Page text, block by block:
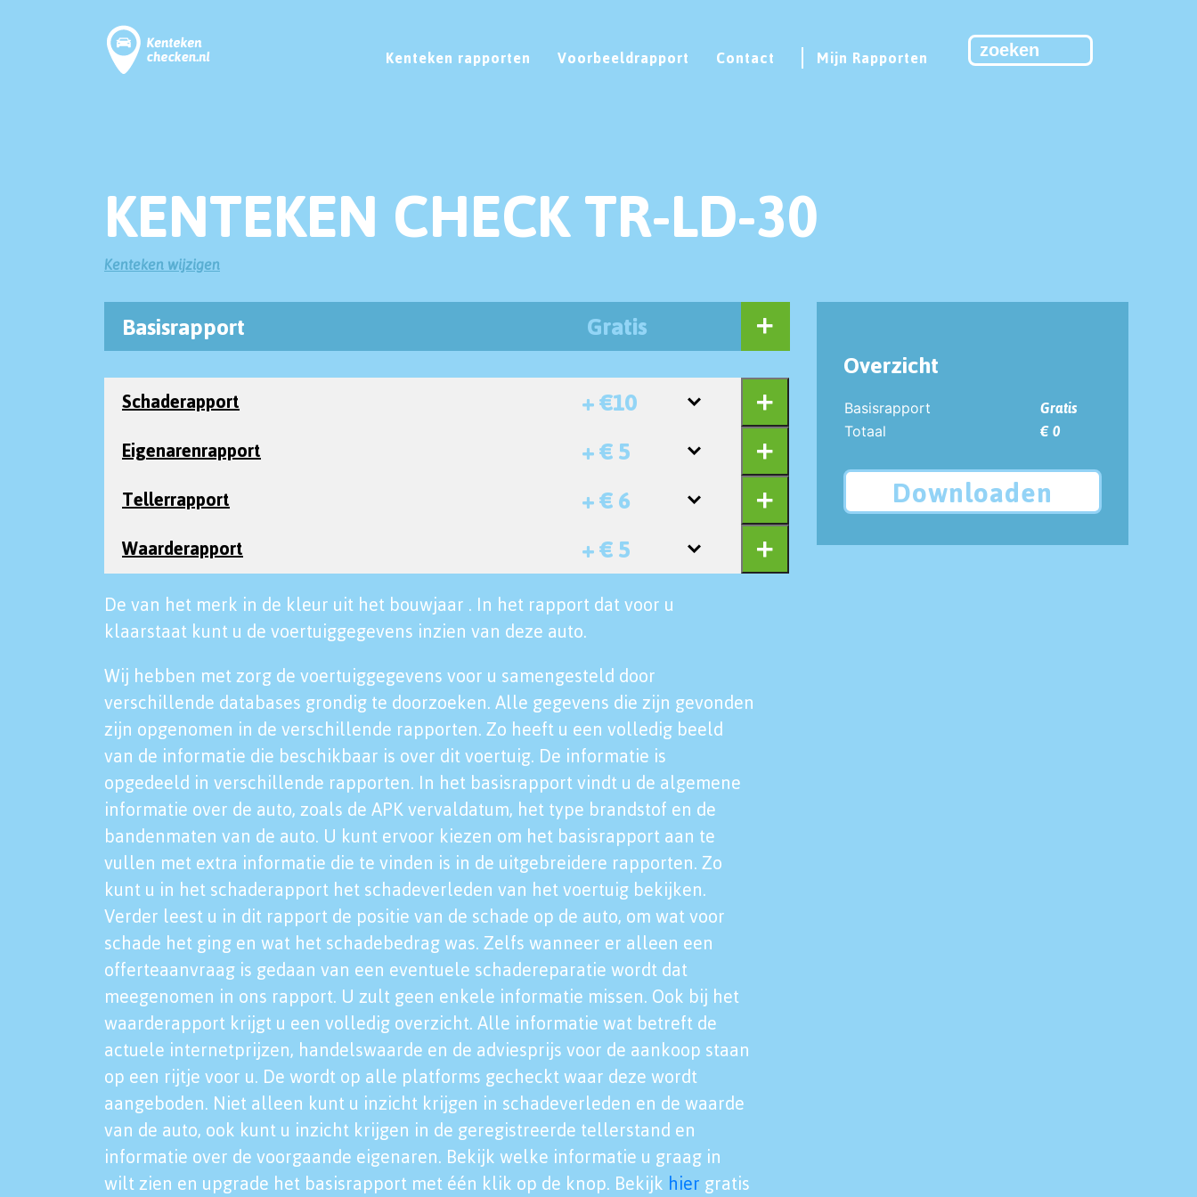
Kenteken rapporten Voorbeeldrapport Contact Mijn Rapporten
KENTEKEN CHECK TR-LD-30
Kenteken wijzigen
Basisrapport Gratis
Schaderapport + €10
Eigenarenrapport + € 5
Tellerrapport + € 6
Waarderapport + € 5
De van het merk in de kleur uit het bouwjaar . In het rapport dat voor u
klaarstaat kunt u de voertuiggegevens inzien van deze auto.
Wij hebben met zorg de voertuiggegevens voor u samengesteld door
verschillende databases grondig te doorzoeken. Alle gegevens die zijn gevonden
zijn opgenomen in de verschillende rapporten. Zo heeft u een volledig beeld
van de informatie die beschikbaar is over dit voertuig. De informatie is
opgedeeld in verschillende rapporten. In het basisrapport vindt u de algemene
informatie over de auto, zoals de APK vervaldatum, het type brandstof en de
bandenmaten van de auto. U kunt ervoor kiezen om het basisrapport aan te
vullen met extra informatie die te vinden is in de uitgebreidere rapporten. Zo
kunt u in het schaderapport het schadeverleden van het voertuig bekijken.
Verder leest u in dit rapport de positie van de schade op de auto, om wat voor
schade het ging en wat het schadebedrag was. Zelfs wanneer er alleen een
offerteaanvraag is gedaan van een eventuele schadereparatie wordt dat
meegenomen in ons rapport. U zult geen enkele informatie missen. Ook bij het
waarderapport krijgt u een volledig overzicht. Alle informatie wat betreft de
actuele internetprijzen, handelswaarde en de adviesprijs voor de aankoop staan
op een rijtje voor u. De wordt op alle platforms gecheckt waar deze wordt
aangeboden. Niet alleen kunt u inzicht krijgen in schadeverleden en de waarde
van de auto, ook kunt u inzicht krijgen in de geregistreerde tellerstand en
informatie over de voorgaande eigenaren. Bekijk welke informatie u graag in
wilt zien en upgrade het basisrapport met één klik op de knop. Bekijk hier gratis
Overzicht
Basisrapport
Gratis
Totaal
€ 0
Downloaden